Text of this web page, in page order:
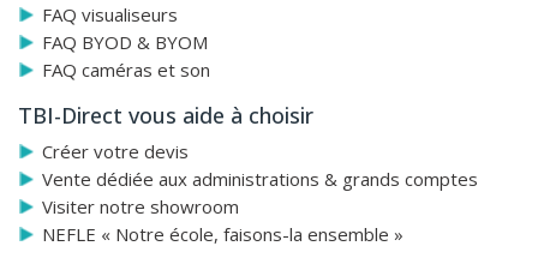
FAQ visualiseurs
FAQ BYOD & BYOM
FAQ caméras et son
TBI-Direct vous aide à choisir
Créer votre devis
Vente dédiée aux administrations & grands comptes
Visiter notre showroom
NEFLE « Notre école, faisons-la ensemble »